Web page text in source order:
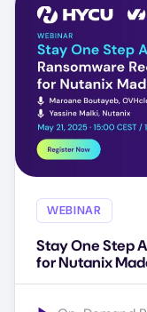
WEBINAR
Stay One Step
for Nutanix